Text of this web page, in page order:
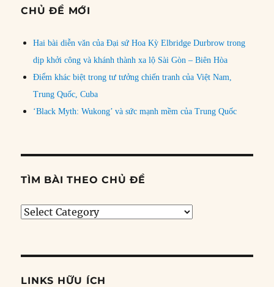
CHỦ ĐỀ MỚI
Hai bài diễn văn của Đại sứ Hoa Kỳ Elbridge Durbrow trong
dịp khởi công và khánh thành xa lộ Sài Gòn – Biên Hòa
Điểm khác biệt trong tư tưởng chiến tranh của Việt Nam,
Trung Quốc, Cuba
‘Black Myth: Wukong’ và sức mạnh mềm của Trung Quốc
TÌM BÀI THEO CHỦ ĐỀ
Tìm
đề
LINKS HỮU ÍCH